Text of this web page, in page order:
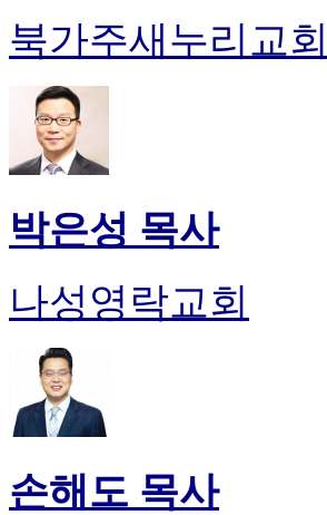
북가주새누리교회
박은성 목사
나성영락교회
손해도 목사